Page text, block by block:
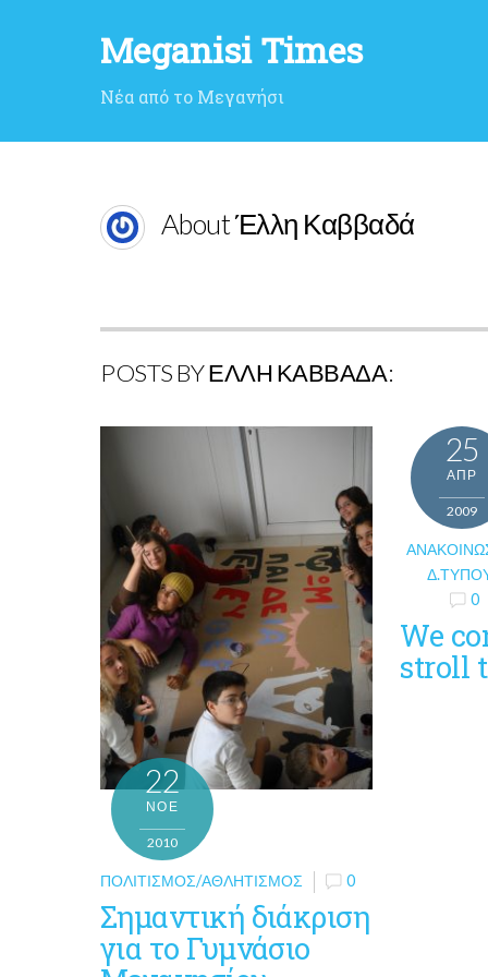
Meganisi Times
Νέα από το Μεγανήσι
About Έλλη Καββαδά
POSTS BY ΈΛΛΗ ΚΑΒΒΑΔΆ:
22
ΝΟΈ
2010
ΠΟΛΙΤΙΣΜΌΣ/ΑΘΛΗΤΙΣΜΌΣ 0
Σημαντική διάκριση
για το Γυμνάσιο
25
ΑΠΡ
2009
0
We
stroll